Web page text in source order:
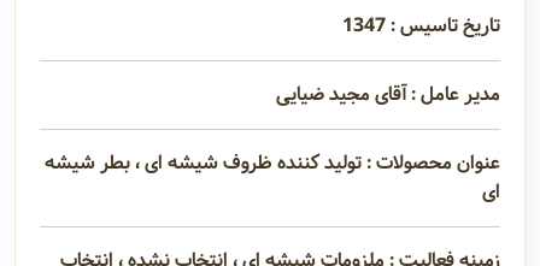
گالری
سابقه
شرکت
تاریخ تاسیس : 1347
مدیر عامل : آقای مجید ضیایی
عنوان محصولات : تولید کننده ظروف شیشه ای ، بطر شیشه
ای